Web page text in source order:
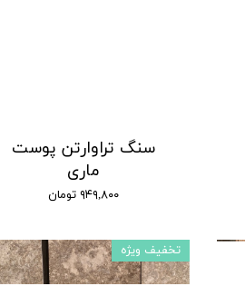
سنگ تراوارتن پوست
ماری
۹۴۹,۸۰۰ تومان
تخفیف ویژه